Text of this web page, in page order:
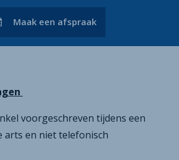
Maak een afspraak
voorgeschreven tijdens een
arts en niet telefonisch